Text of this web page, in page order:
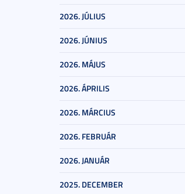
2026. JÚLIUS
2026. JÚNIUS
2026. MÁJUS
2026. ÁPRILIS
2026. MÁRCIUS
2026. FEBRUÁR
2026. JANUÁR
2025. DECEMBER